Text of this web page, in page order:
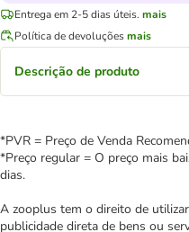
Entrega em 2-5 dias úteis. mais
Política de devoluçõesmais
Descrição de produto
*PVR = Preço de Venda
*Preço regular = O preço mais
dias.
A zooplus tem o direito de
publicidade direta de bens ou